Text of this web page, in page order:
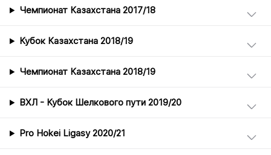
Чемпионат Казахстана 2017/18
Кубок Казахстана 2018/19
Чемпионат Казахстана 2018/19
ВХЛ - Кубок Шелкового пути 2019/20
Pro Hokei Ligasy 2020/21